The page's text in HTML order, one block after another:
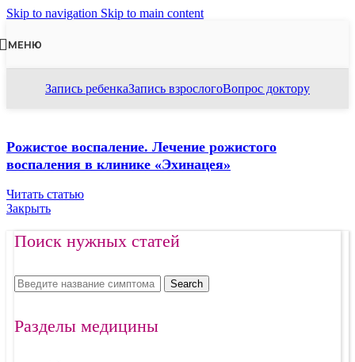
Skip to navigation Skip to main content
МЕНЮ
Запись ребенкаЗапись взрослогоВопрос доктору
Рожистое воспаление. Лечение рожистого
воспаления в клинике «Эхинацея»
Читать статью
Закрыть
Поиск нужных статей
Search
Разделы медицины